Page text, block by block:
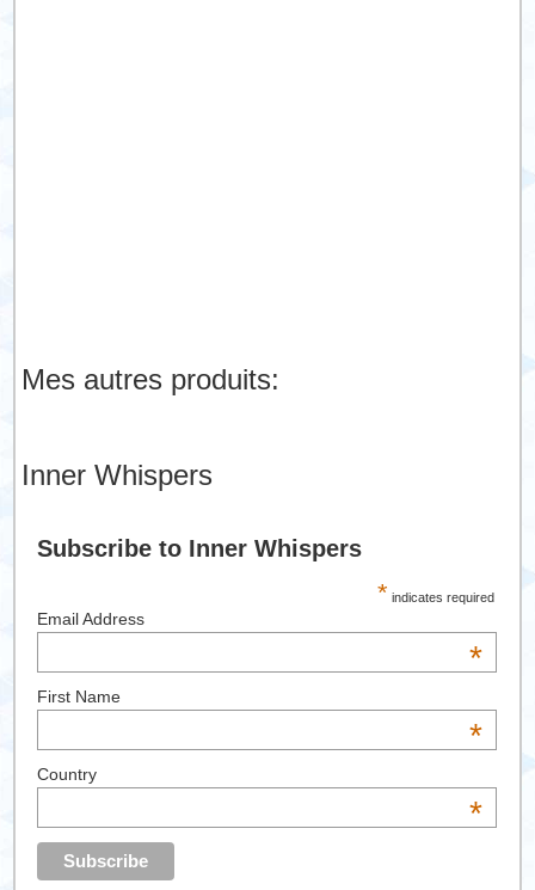
Mes autres produits:
Inner Whispers
Subscribe to Inner Whispers
* indicates required
Email Address
*
First Name
*
Country
*